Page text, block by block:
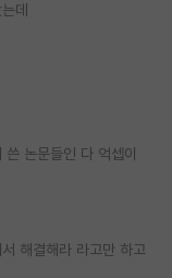
데
논문들인 다 억셉이
해결해라 라고만 하고